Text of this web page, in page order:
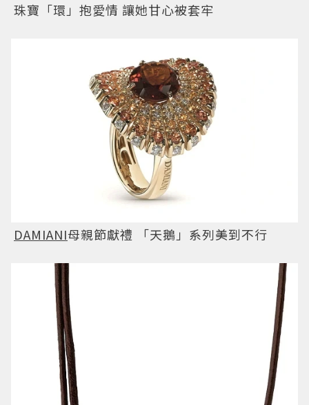
珠寶「環」抱愛情 讓她甘心被套牢
DAMIANI母親節獻禮 「天鵝」系列美到不行